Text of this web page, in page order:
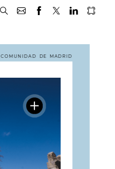
COMUNIDAD DE MADRID